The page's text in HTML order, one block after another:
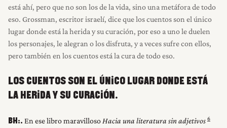
está ahí, pero que no son los de la vida, sino una metáfora de todo
eso. Grossman, escritor israelí, dice que los cuentos son el único
lugar donde está la herida y su curación, por eso a uno le duelen
los personajes, le alegran o los disfruta, y a veces sufre con ellos,
pero también en los cuentos está la cura de todo eso.
LOS CUENTOS SON EL ÚNICO LUGAR DONDE ESTÁ
LA HERIDA Y SU CURACIÓN.
BH:. En ese libro maravilloso Hacia una literatura sin adjetivos 6